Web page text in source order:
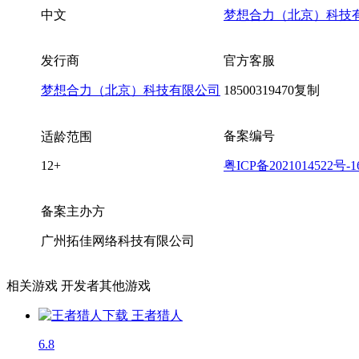
中文 梦想合力（北京）科技
发行商
梦想合力（北京）科技有限公司
官方客服
18500319470复制
适龄范围
12+
备案编号
粤ICP备2021014522号-
备案主办方
广州拓佳网络科技有限公司
相关游戏 开发者其他游戏
王者猎人
6.8